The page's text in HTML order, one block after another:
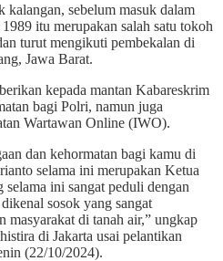
kalangan, sebelum masuk dalam
itu merupakan salah satu tokoh
turut mengikuti pembekalan di
Jawa Barat.
kepada mantan Kabareskrim
bagi Polri, namun juga
Wartawan Online (IWO).
dan kehormatan bagi kamu di
selama ini merupakan Ketua
ini sangat peduli dengan
sosok yang sangat
masyarakat di tanah air,” ungkap
di Jakarta usai pelantikan
(22/10/2024).